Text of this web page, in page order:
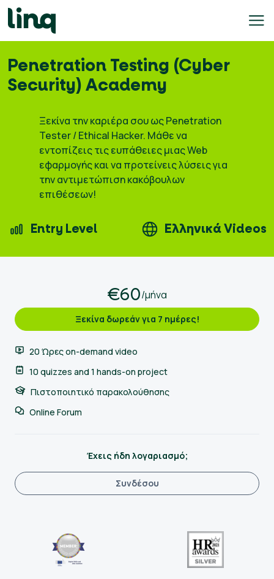
Skip
to
Penetration Testing (Cyber
Security) Academy
Ξεκίνα την καριέρα σου ως Penetration
Tester / Ethical Hacker. Μάθε να
εντοπίζεις τις ευπάθειες μιας Web
εφαρμογής και να προτείνεις λύσεις για
την αντιμετώπιση κακόβουλων
επιθέσεων!
Entry Level Ελληνικά Videos
€60/μήνα
Ξεκίνα δωρεάν για 7 ημέρες!
20 Ώρες on-demand video
10 quizzes and 1 hands-on project
Πιστοποιητικό παρακολούθησης
Online Forum
Έχεις ήδη λογαριασμό;
Συνδέσου